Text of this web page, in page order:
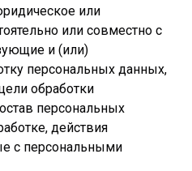
или
или совместно с
и (или)
персональных данных,
обработки
персональных
действия
с персональными